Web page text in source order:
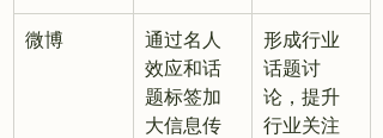
微博
通过名人
效应和话
题标签加
大信息传
形成行业
话题讨
论，提升
行业关注